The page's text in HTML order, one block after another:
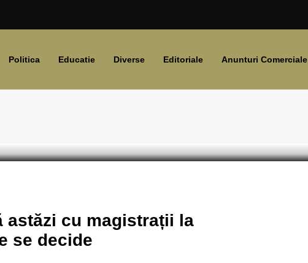
Politica Educatie Diverse Editoriale Anunturi Comerciale
astăzi cu magistrații la
se decide